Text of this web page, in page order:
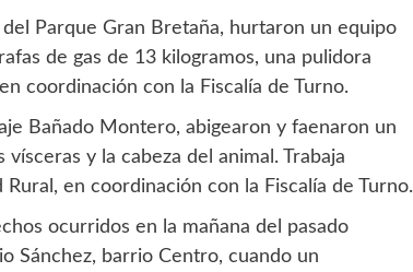
Parque Gran Bretaña, hurtaron un equipo
de gas de 13 kilogramos, una pulidora
coordinación con la Fiscalía de Turno.
Bañado Montero, abigearon y faenaron un
y la cabeza del animal. Trabaja
en coordinación con la Fiscalía de Turno.
ocurridos en la mañana del pasado
Sánchez, barrio Centro, cuando un